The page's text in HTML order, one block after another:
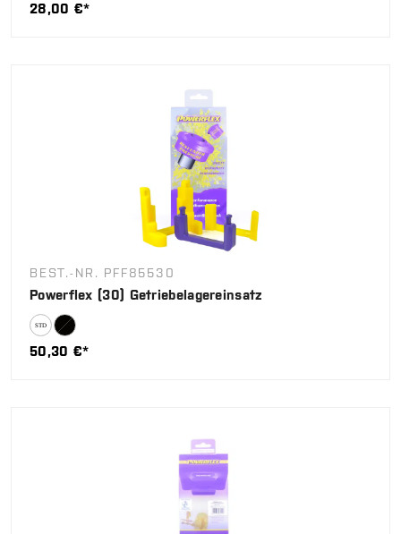
28,00 €*
BEST.-NR. PFF85530
Powerflex (30) Getriebelagereinsatz
50,30 €*